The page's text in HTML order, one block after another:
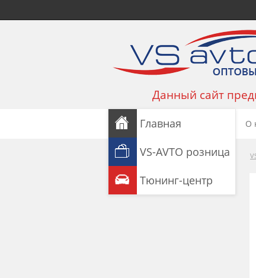
Данный сайт
О
Главная
VS-AVTO розница
Тюнинг-центр